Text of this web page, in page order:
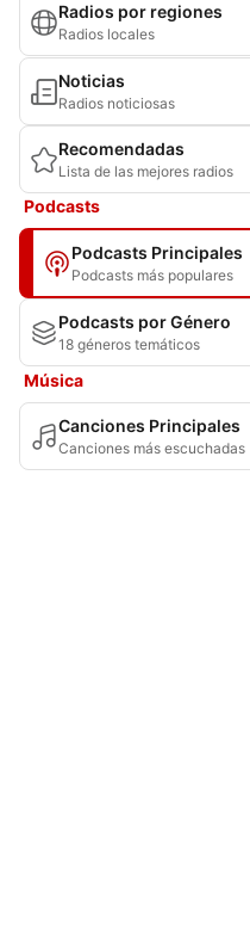
Radios por regiones
Radios locales
Noticias
Radios noticiosas
Recomendadas
Lista de las mejores radios
Podcasts
Podcasts Principales
Podcasts más populares
Podcasts por Género
18 géneros temáticos
Música
Canciones Principales
Canciones más escuchadas